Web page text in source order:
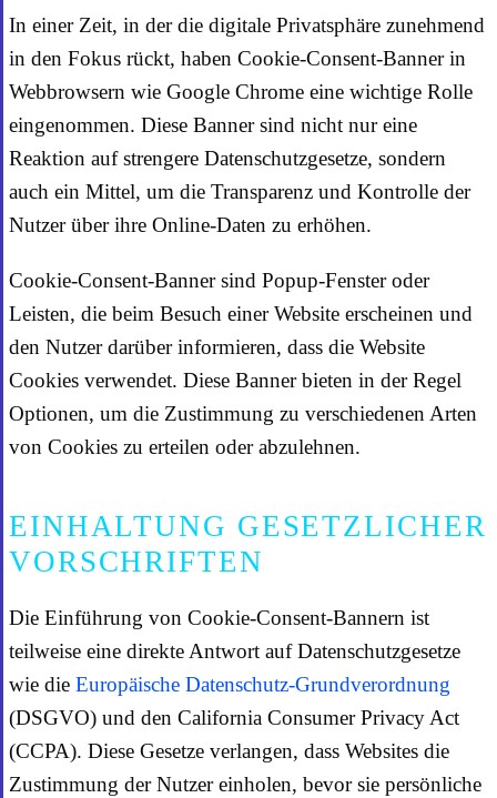
In einer Zeit, in der die digitale Privatsphäre zunehmend
in den Fokus rückt, haben Cookie-Consent-Banner in
Webbrowsern wie Google Chrome eine wichtige Rolle
eingenommen. Diese Banner sind nicht nur eine
Reaktion auf strengere Datenschutzgesetze, sondern
auch ein Mittel, um die Transparenz und Kontrolle der
Nutzer über ihre Online-Daten zu erhöhen.
Cookie-Consent-Banner sind Popup-Fenster oder
Leisten, die beim Besuch einer Website erscheinen und
den Nutzer darüber informieren, dass die Website
Cookies verwendet. Diese Banner bieten in der Regel
Optionen, um die Zustimmung zu verschiedenen Arten
von Cookies zu erteilen oder abzulehnen.
EINHALTUNG GESETZLICHER
VORSCHRIFTEN
Die Einführung von Cookie-Consent-Bannern ist
teilweise eine direkte Antwort auf Datenschutzgesetze
wie die Europäische Datenschutz-Grundverordnung
(DSGVO) und den California Consumer Privacy Act
(CCPA). Diese Gesetze verlangen, dass Websites die
Zustimmung der Nutzer einholen, bevor sie persönliche